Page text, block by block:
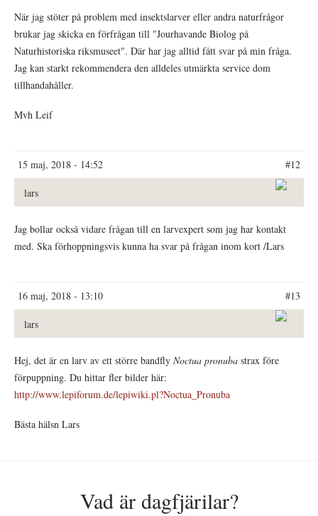
När jag stöter på problem med insektslarver eller andra naturfrågor
brukar jag skicka en förfrågan till "Jourhavande Biolog på
Naturhistoriska riksmuseet". Där har jag alltid fått svar på min fråga.
Jag kan starkt rekommendera den alldeles utmärkta service dom
tillhandahåller.
Mvh Leif
15 maj, 2018 - 14:52 #12
lars
Jag bollar också vidare frågan till en larvexpert som jag har kontakt
med. Ska förhoppningsvis kunna ha svar på frågan inom kort /Lars
16 maj, 2018 - 13:10 #13
lars
Hej, det är en larv av ett större bandfly Noctua pronuba strax före
förpuppning. Du hittar fler bilder här:
http://www.lepiforum.de/lepiwiki.pl?Noctua_Pronuba
Bästa hälsn Lars
Vad är dagfjärilar?